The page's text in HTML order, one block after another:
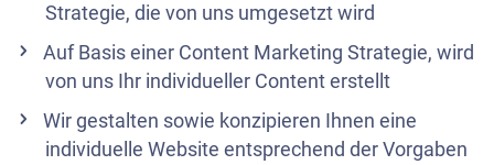
Strategie, die von uns umgesetzt wird
Auf Basis einer Content Marketing Strategie, wird
von uns Ihr individueller Content erstellt
Wir gestalten sowie konzipieren Ihnen eine
individuelle Website entsprechend der Vorgaben